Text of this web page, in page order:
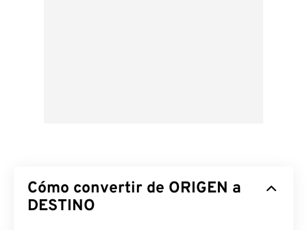
Cómo convertir de ORIGEN a
DESTINO